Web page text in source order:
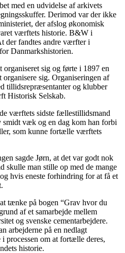
med en udvidelse af arkivets
Derimod var der ikke
der afslog økonomisk
værftets historie. B&W i
der fandtes andre værfter i
Danmarkshistorien.
sig og førte i 1897 en
sig. Organiseringen af
tillidsrepræsentanter og klubber
Historisk Selskab.
værftets sidste fællestillidsmand
smidt væk og en dag kom han forbi
som kunne fortælle værftets
sagde Jørn, at det var godt nok
skulle man stille op med de mange
hvis eneste forhindring for at få et
tænke på bogen “Grav hvor du
af et samarbejde mellem
og svenske cementarbejdere.
arbejderne på en nedlagt
processen om at fortælle deres,
historie.